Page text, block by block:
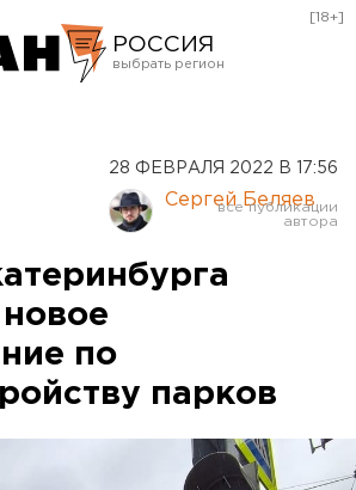
РОССИЯ
Курган
Оренбург
[18+]
28 ФЕВРАЛЯ 2022 В 17:56
Сергей Беляев
новое
по
парков